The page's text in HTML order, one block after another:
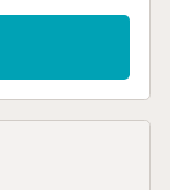
Wi-Fi, uma
ar
roupa.
privada